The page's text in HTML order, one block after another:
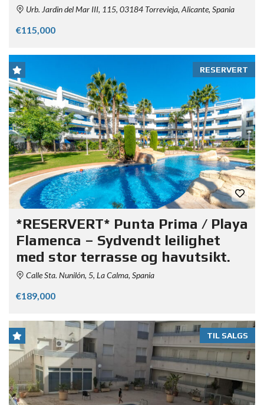
Urb. Jardin del Mar III, 115, 03184 Torrevieja, Alicante, Spania
€115,000
RESERVERT
*RESERVERT* Punta Prima / Playa
Flamenca – Sydvendt leilighet
med stor terrasse og havutsikt.
Calle Sta. Nunilón, 5, La Calma, Spania
€189,000
TIL SALGS